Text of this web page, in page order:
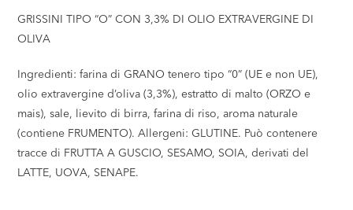
GRISSINI TIPO “O” CON 3,3% DI OLIO EXTRAVERGINE DI
OLIVA
Ingredienti: farina di GRANO tenero tipo “0” (UE e non UE),
olio extravergine d’oliva (3,3%), estratto di malto (ORZO e
mais), sale, lievito di birra, farina di riso, aroma naturale
(contiene FRUMENTO). Allergeni: GLUTINE. Può contenere
tracce di FRUTTA A GUSCIO, SESAMO, SOIA, derivati del
LATTE, UOVA, SENAPE.